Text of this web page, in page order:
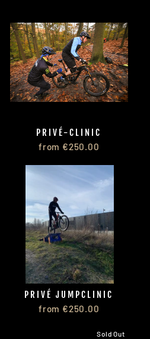
PRIVÉ-CLINIC
from €250.00
PRIVÉ JUMPCLINIC
from €250.00
Sold Out